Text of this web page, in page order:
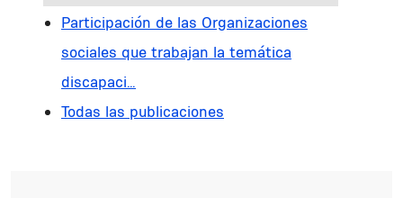
Participación de las Organizaciones
sociales que trabajan la temática
discapaci…
Todas las publicaciones